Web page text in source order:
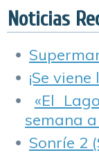
Noticias
¡Se
«El
semana
Sonríe 2